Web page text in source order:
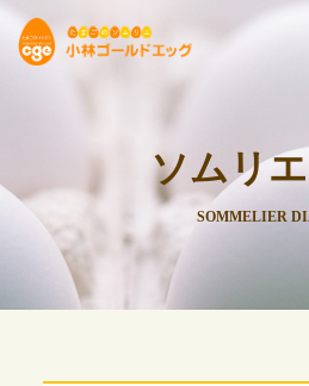
ソムリ
SOMMELIER